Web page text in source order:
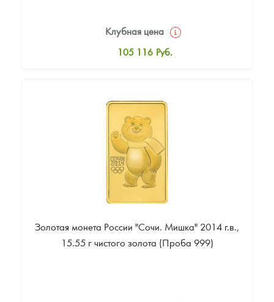
Клубная цена
105 116 Руб.
Цена выкупа
86 512
Золотая монета России "Сочи. Мишка" 2014 г.в.,
15.55 г чистого золота (Проба 999)